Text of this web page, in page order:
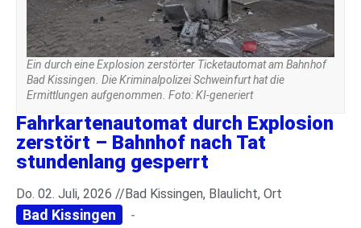
Ein durch eine Explosion zerstörter Ticketautomat am Bahnhof
Bad Kissingen. Die Kriminalpolizei Schweinfurt hat die
Ermittlungen aufgenommen. Foto: KI-generiert
Fahrkartenautomat durch Explosion
zerstört – Bahnhof nach Tat
stundenlang gesperrt
Do. 02. Juli, 2026 // Bad Kissingen, Blaulicht, Ort
Bad Kissingen
-